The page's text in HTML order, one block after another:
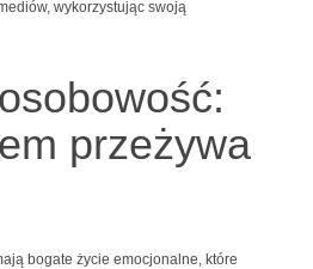
wykorzystując swoją
przeżywa
bogate życie emocjonalne, które